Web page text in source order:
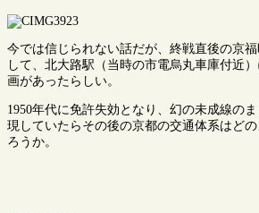
今では信じられない話だが、終戦直後の京
して、北大路駅（当時の市電烏丸車庫付近
画があったらしい。
1950年代に免許失効となり、幻の未成線の
現していたらその後の京都の交通体系はど
ろうか。